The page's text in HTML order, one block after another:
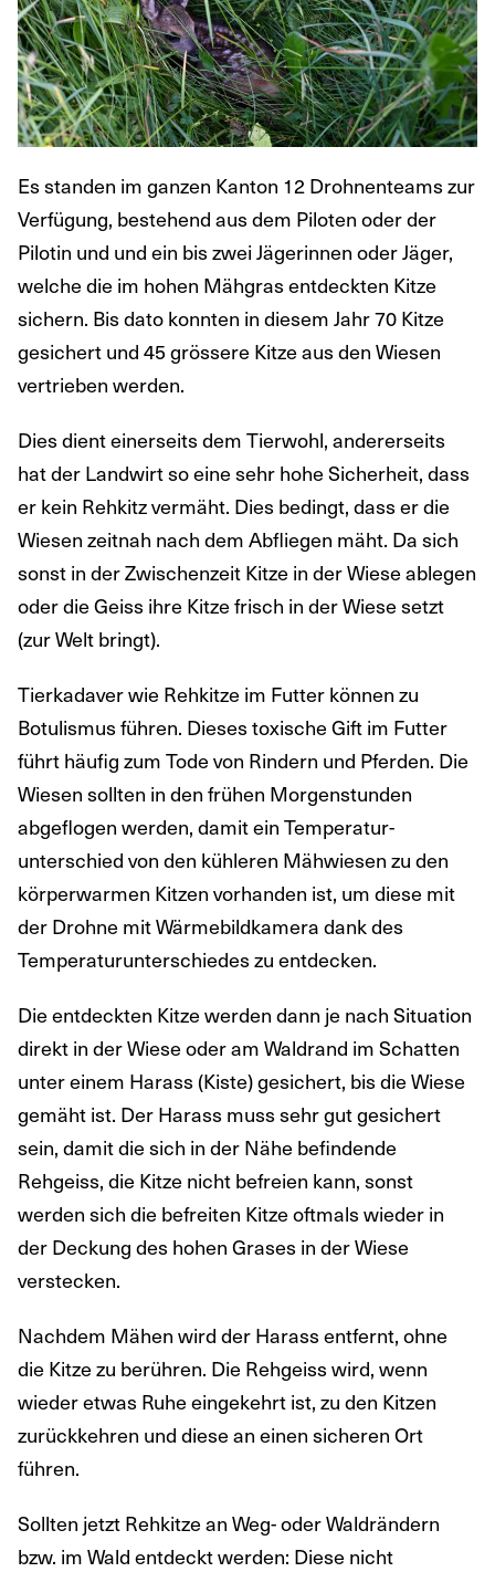
Es standen im ganzen Kanton 12 Drohnenteams zur
Verfügung, bestehend aus dem Piloten oder der
Pilotin und und ein bis zwei Jägerinnen oder Jäger,
welche die im hohen Mähgras entdeckten Kitze
sichern. Bis dato konnten in diesem Jahr 70 Kitze
gesichert und 45 grössere Kitze aus den Wiesen
vertrieben werden.
Dies dient einerseits dem Tierwohl, andererseits
hat der Landwirt so eine sehr hohe Sicherheit, dass
er kein Rehkitz vermäht. Dies bedingt, dass er die
Wiesen zeitnah nach dem Abfliegen mäht. Da sich
sonst in der Zwischenzeit Kitze in der Wiese ablegen
oder die Geiss ihre Kitze frisch in der Wiese setzt
(zur Welt bringt).
Tierkadaver wie Rehkitze im Futter können zu
Botulismus führen. Dieses toxische Gift im Futter
führt häufig zum Tode von Rindern und Pferden. Die
Wiesen sollten in den frühen Morgenstunden
abgeflogen werden, damit ein Temperatur-
unterschied von den kühleren Mähwiesen zu den
körperwarmen Kitzen vorhanden ist, um diese mit
der Drohne mit Wärmebildkamera dank des
Temperaturunterschiedes zu entdecken.
Die entdeckten Kitze werden dann je nach Situation
direkt in der Wiese oder am Waldrand im Schatten
unter einem Harass (Kiste) gesichert, bis die Wiese
gemäht ist. Der Harass muss sehr gut gesichert
sein, damit die sich in der Nähe befindende
Rehgeiss, die Kitze nicht befreien kann, sonst
werden sich die befreiten Kitze oftmals wieder in
der Deckung des hohen Grases in der Wiese
verstecken.
Nachdem Mähen wird der Harass entfernt, ohne
die Kitze zu berühren. Die Rehgeiss wird, wenn
wieder etwas Ruhe eingekehrt ist, zu den Kitzen
zurückkehren und diese an einen sicheren Ort
führen.
Sollten jetzt Rehkitze an Weg- oder Waldrändern
bzw. im Wald entdeckt werden: Diese nicht